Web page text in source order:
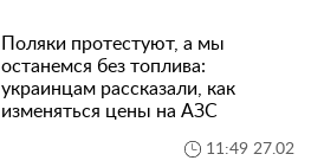
Поляки протестуют, а мы
останемся без топлива:
украинцам рассказали, как
изменяться цены на АЗС
11:49 27.02